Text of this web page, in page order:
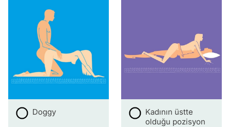
Doggy
Kadının üstte
olduğu pozisyon